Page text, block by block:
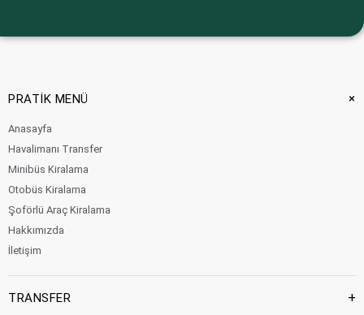
PRATİK MENÜ +
Anasayfa
Havalimanı Transfer
Minibüs Kiralama
Otobüs Kiralama
Şoförlü Araç Kiralama
Hakkımızda
İletişim
TRANSFER +